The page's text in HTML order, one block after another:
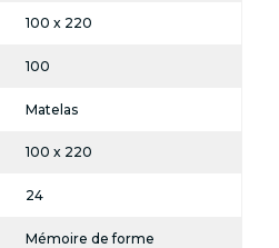
100 x 220
100
Matelas
100 x 220
24
Mémoire de forme